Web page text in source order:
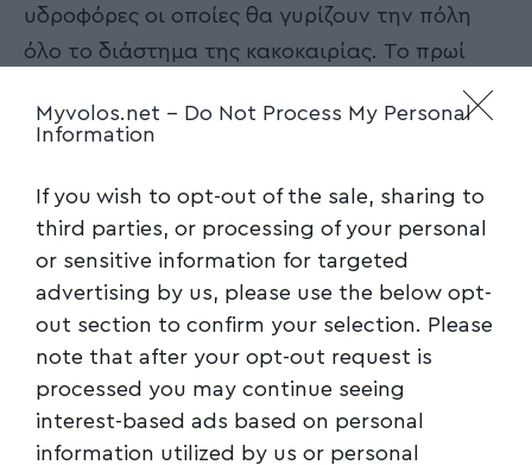
Myvolos.net - Do Not Process My Personal
Information
If you wish to opt-out of the sale, sharing to
third parties, or processing of your personal
or sensitive information for targeted
advertising by us, please use the below opt-
out section to confirm your selection. Please
note that after your opt-out request is
processed you may continue seeing
interest-based ads based on personal
information utilized by us or personal
υδροφόρες οι οποίες θα γυρίζουν την πόλη
όλο το διάστημα της κακοκαιρίας. Το πρωί
που θα ξυπνήσει ο κόσμος, θα είναι σαν να
έχει βρέξει και το πρόβλημα του χιονιού θα
χημείας θα έλεγα καλύτερα.
Η ημιμάθεια, είναι χειρότερη της αμάθειας
λέει η παροιμία. Ένας αμαθής, θα αναγνωρίσει
το λάθος του και θα ρωτήσει «Πως γίνεται;»
Ένας ημιμαθής λόγω εγωισμού θα αρχίσει να
ουρλιάζει και να επιτίθεται στους πάντες για
να μην αποδεχτεί ότι έσφαλε. Ο σεβασμός
στις ζωές των πολιτών…. Ο σεβασμός στα